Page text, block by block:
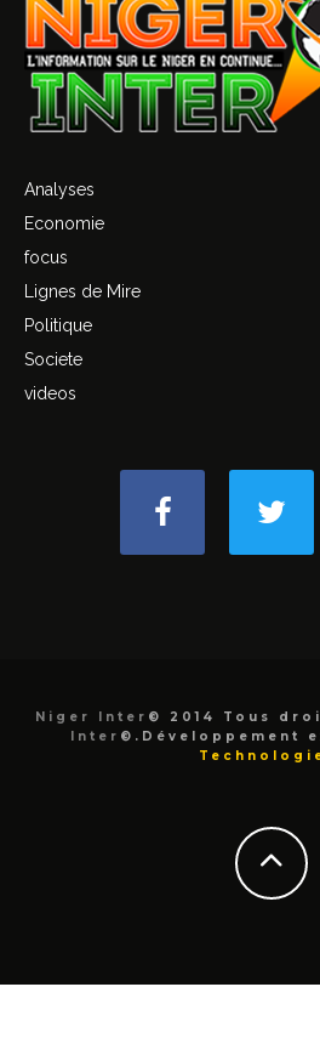
Analyses
Economie
focus
Lignes de Mire
Politique
Societe
videos
Niger Inter © 2014 Tous
Inter ©.Développement